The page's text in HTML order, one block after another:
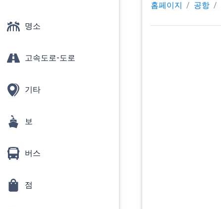
명소
고속도로-도로
기타
보
버스
점
홈페이지 공항